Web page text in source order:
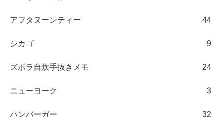
アフタヌーンティー 44
シカゴ 9
ズボラ自炊手抜きメモ 24
ニューヨーク 3
ハンバーガー 32